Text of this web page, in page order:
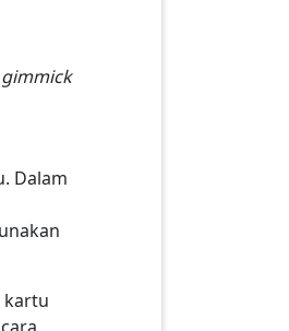
gimmick
Dalam
kartu